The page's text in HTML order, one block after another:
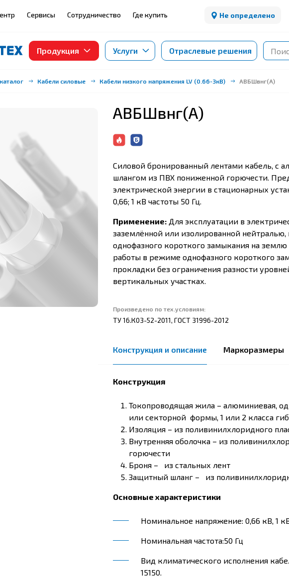
Сервисы Сотрудничество Где купить Не определено
Продукция Услуги Отраслевые решения
Кабели силовые Кабели низкого напряжения LV (0.66-3кВ) АВБШвнг(А)
АВБШвнг(А)
Силовой бронированный лентами кабель,
шлангом из ПВХ пониженной горючести.
электрической энергии в стационарных
0,66; 1 кВ частоты 50 Гц.
Применение: Для эксплуатации в
заземлённой или изолированной
однофазного короткого замыкания на
работы в режиме однофазного короткого
прокладки без ограничения разности
вертикальных участках.
Произведено по тех.условиям:
ТУ 16.К03-52-2011, ГОСТ 31996-2012
Конструкция и описание Маркоразмеры
Конструкция
Токопроводящая жила – алюминиевая,
или секторной формы, 1 или 2 класса
Изоляция – из поливинилхлоридного
Внутренняя оболочка – из
горючести
Броня – из стальных лент
Защитный шланг – из
Основные характеристики
Номинальное напряжение:0,66 кВ, 1
Номинальная частота:50 Гц
Вид климатического исполнения
15150.